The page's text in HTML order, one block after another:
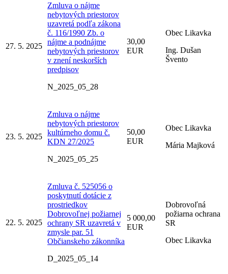
27. 5. 2025
Zmluva o nájme
nebytových priestorov
uzavretá podľa zákona
č. 116/1990 Zb. o
nájme a podnájme
nebytových priestorov
v znení neskorších
predpisov
N_2025_05_28
30,00
EUR
Obec Likavka
Ing. Dušan
Švento
23. 5. 2025
Zmluva o nájme
nebytových priestorov
kultúrneho domu č.
KDN 27/2025
N_2025_05_25
50,00
EUR
Obec Likavka
Mária Majková
22. 5. 2025
Zmluva č. 525056 o
poskytnutí dotácie z
prostriedkov
Dobrovoľnej požiarnej
ochrany SR uzavretá v
zmysle par. 51
Občianskeho zákonníka
D_2025_05_14
5 000,00
EUR
Dobrovoľná
požiarna ochrana
SR
Obec Likavka